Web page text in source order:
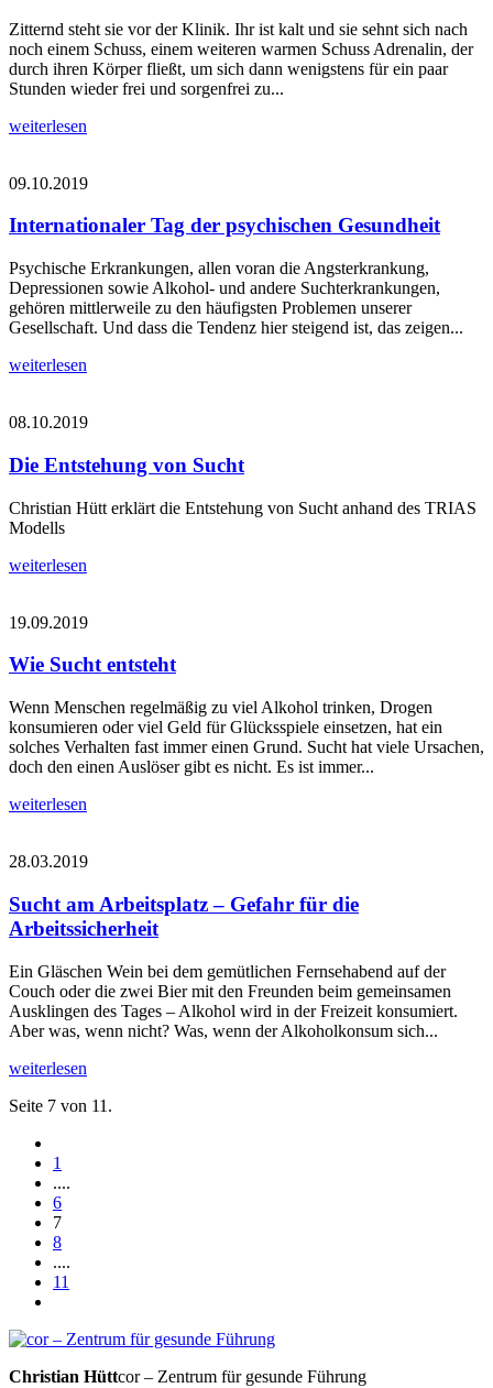
Zitternd steht sie vor der Klinik. Ihr ist kalt und sie sehnt sich nach
noch einem Schuss, einem weiteren warmen Schuss Adrenalin, der
durch ihren Körper fließt, um sich dann wenigstens für ein paar
Stunden wieder frei und sorgenfrei zu...
weiterlesen
09.10.2019
Internationaler Tag der psychischen Gesundheit
Psychische Erkrankungen, allen voran die Angsterkrankung,
Depressionen sowie Alkohol- und andere Suchterkrankungen,
gehören mittlerweile zu den häufigsten Problemen unserer
Gesellschaft. Und dass die Tendenz hier steigend ist, das zeigen...
weiterlesen
08.10.2019
Die Entstehung von Sucht
Christian Hütt erklärt die Entstehung von Sucht anhand des TRIAS
Modells
weiterlesen
19.09.2019
Wie Sucht entsteht
Wenn Menschen regelmäßig zu viel Alkohol trinken, Drogen
konsumieren oder viel Geld für Glücksspiele einsetzen, hat ein
solches Verhalten fast immer einen Grund. Sucht hat viele Ursachen,
doch den einen Auslöser gibt es nicht. Es ist immer...
weiterlesen
28.03.2019
Sucht am Arbeitsplatz – Gefahr für die
Arbeitssicherheit
Ein Gläschen Wein bei dem gemütlichen Fernsehabend auf der
Couch oder die zwei Bier mit den Freunden beim gemeinsamen
Ausklingen des Tages – Alkohol wird in der Freizeit konsumiert.
Aber was, wenn nicht? Was, wenn der Alkoholkonsum sich...
weiterlesen
Seite 7 von 11.
1
....
6
7
8
....
11
Christian Hüttcor – Zentrum für gesunde Führung